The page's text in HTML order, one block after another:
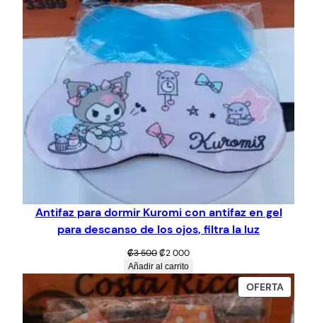
Antifaz para dormir Kuromi con antifaz en gel
para descanso de los ojos, filtra la luz
₡3 500El
precio
original
era:
₡3
500.
₡2 000El
actual
es:
₡2
000.
Añadir al carrito
OFERTA
EN